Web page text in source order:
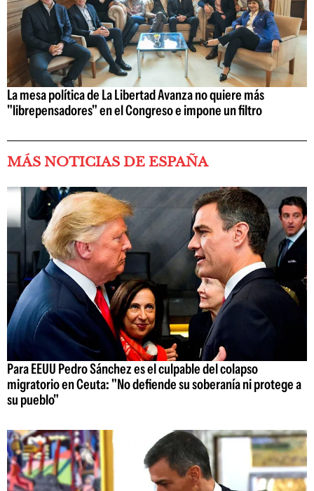
La mesa política de La Libertad Avanza no quiere más
"librepensadores" en el Congreso e impone un filtro
MÁS NOTICIAS DE ESPAÑA
Para EEUU Pedro Sánchez es el culpable del colapso
migratorio en Ceuta: "No defiende su soberanía ni protege a
su pueblo"